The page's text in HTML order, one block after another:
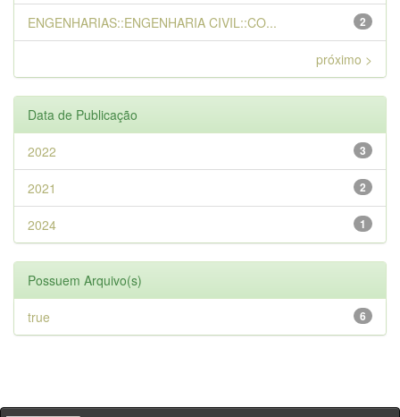
2
ENGENHARIAS::ENGENHARIA CIVIL::CO...
próximo >
Data de Publicação
3
2022
2
2021
1
2024
Possuem Arquivo(s)
6
true